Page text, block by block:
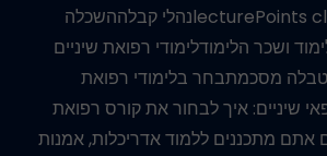
lecturePoints clés à retenirנהלי קבלההשכלה
ושכר הלימודלימודי רפואת שיניים
מסכמתבחר בלימודי רפואת
שיניים: איך לבחור את קורס רפואת
מתכננים ללמוד אדריכלות, אמנות